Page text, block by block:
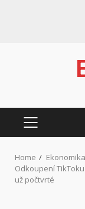
PRIMARY
Home
Ekonomika
Odkoupení
už počtvrté